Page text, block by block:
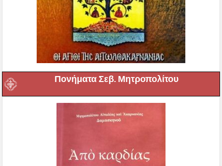
Πονήματα Σεβ. Μητροπολίτου